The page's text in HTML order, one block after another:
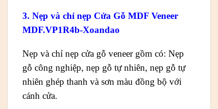
3. Nẹp và chỉ nẹp Cửa Gỗ MDF Veneer
MDF.VP1R4b-Xoandao
Nẹp và chỉ nẹp cửa gỗ veneer gồm có: Nẹp
gỗ công nghiệp, nẹp gỗ tự nhiên, nẹp gỗ tự
nhiên ghép thanh và sơn màu đồng bộ với
cánh cửa.